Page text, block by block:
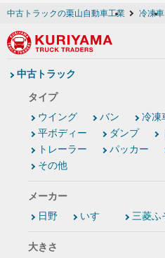
中古トラックの栗山自動車工業 冷凍車
中古トラック
タイプ
ウイング
バン 冷凍
平ボディー
ダンプ
トレーラー
パッカー
その他
メーカー
日野
いすゞ 三菱ふ
大きさ